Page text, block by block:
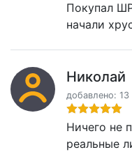
Покупал
начали
Николай
добавлено:
Ничего не
реальные